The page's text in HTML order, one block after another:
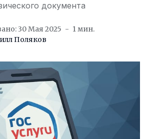
документа
30 Мая 2025
1 мин.
Поляков